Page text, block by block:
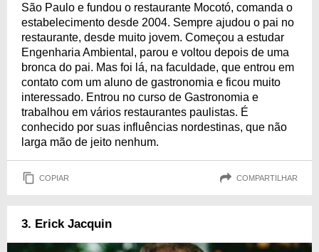
São Paulo e fundou o restaurante Mocotó, comanda o
estabelecimento desde 2004. Sempre ajudou o pai no
restaurante, desde muito jovem. Começou a estudar
Engenharia Ambiental, parou e voltou depois de uma
bronca do pai. Mas foi lá, na faculdade, que entrou em
contato com um aluno de gastronomia e ficou muito
interessado. Entrou no curso de Gastronomia e
trabalhou em vários restaurantes paulistas. É
conhecido por suas influências nordestinas, que não
larga mão de jeito nenhum.
COPIAR COMPARTILHAR
3. Erick Jacquin